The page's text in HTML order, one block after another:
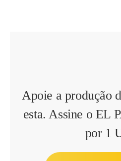
Apoie a produção
esta. Assine o EL
por 1